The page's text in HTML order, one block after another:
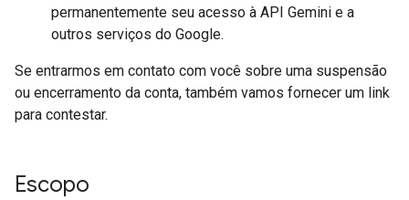
permanentemente seu acesso à API Gemini e a
outros serviços do Google.
Se entrarmos em contato com você sobre uma suspensão
ou encerramento da conta, também vamos fornecer um link
para contestar.
Escopo